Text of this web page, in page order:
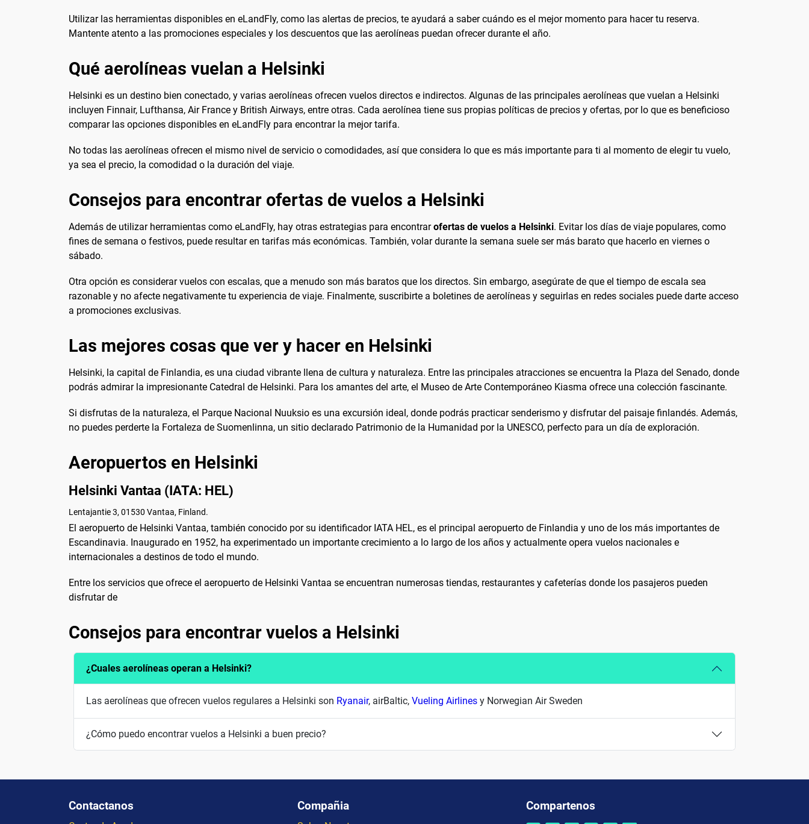
Utilizar las herramientas disponibles en eLandFly, como las alertas de precios, te ayudará a saber cuándo es el mejor momento para hacer tu reserva.
Mantente atento a las promociones especiales y los descuentos que las aerolíneas puedan ofrecer durante el año.
Qué aerolíneas vuelan a Helsinki
Helsinki es un destino bien conectado, y varias aerolíneas ofrecen vuelos directos e indirectos. Algunas de las principales aerolíneas que vuelan a Helsinki
incluyen Finnair, Lufthansa, Air France y British Airways, entre otras. Cada aerolínea tiene sus propias políticas de precios y ofertas, por lo que es beneficioso
comparar las opciones disponibles en eLandFly para encontrar la mejor tarifa.
No todas las aerolíneas ofrecen el mismo nivel de servicio o comodidades, así que considera lo que es más importante para ti al momento de elegir tu vuelo,
ya sea el precio, la comodidad o la duración del viaje.
Consejos para encontrar ofertas de vuelos a Helsinki
Además de utilizar herramientas como eLandFly, hay otras estrategias para encontrarofertas de vuelos a Helsinki. Evitar los días de viaje populares, como
fines de semana o festivos, puede resultar en tarifas más económicas. También, volar durante la semana suele ser más barato que hacerlo en viernes o
sábado.
Otra opción es considerar vuelos con escalas, que a menudo son más baratos que los directos. Sin embargo, asegúrate de que el tiempo de escala sea
razonable y no afecte negativamente tu experiencia de viaje. Finalmente, suscribirte a boletines de aerolíneas y seguirlas en redes sociales puede darte acceso
a promociones exclusivas.
Las mejores cosas que ver y hacer en Helsinki
Helsinki, la capital de Finlandia, es una ciudad vibrante llena de cultura y naturaleza. Entre las principales atracciones se encuentra la Plaza del Senado, donde
podrás admirar la impresionante Catedral de Helsinki. Para los amantes del arte, el Museo de Arte Contemporáneo Kiasma ofrece una colección fascinante.
Si disfrutas de la naturaleza, el Parque Nacional Nuuksio es una excursión ideal, donde podrás practicar senderismo y disfrutar del paisaje finlandés. Además,
no puedes perderte la Fortaleza de Suomenlinna, un sitio declarado Patrimonio de la Humanidad por la UNESCO, perfecto para un día de exploración.
Aeropuertos en Helsinki
Helsinki Vantaa (IATA: HEL)
Lentajantie 3, 01530 Vantaa, Finland.
El aeropuerto de Helsinki Vantaa, también conocido por su identificador IATA HEL, es el principal aeropuerto de Finlandia y uno de los más importantes de
Escandinavia. Inaugurado en 1952, ha experimentado un importante crecimiento a lo largo de los años y actualmente opera vuelos nacionales e
internacionales a destinos de todo el mundo.
Entre los servicios que ofrece el aeropuerto de Helsinki Vantaa se encuentran numerosas tiendas, restaurantes y cafeterías donde los pasajeros pueden
disfrutar de
Consejos para encontrar vuelos a Helsinki
¿Cuales aerolíneas operan a Helsinki?
Las aerolíneas que ofrecen vuelos regulares a Helsinki son Ryanair, airBaltic, Vueling Airlines y Norwegian Air Sweden
¿Cómo puedo encontrar vuelos a Helsinki a buen precio?
Contactanos Compañia Compartenos